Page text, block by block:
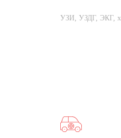
УЗИ, УЗДГ, ЭКГ,